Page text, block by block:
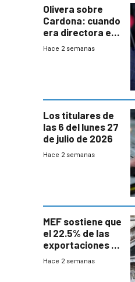
Olivera sobre
Cardona: cuando
era directora en
UTE “no era muy
Hace 2 semanas
Los titulares de
las 6 del lunes 27
de julio de 2026
Hace 2 semanas
MEF sostiene que
el 22.5% de las
exportaciones a
EE.UU se verán
Hace 2 semanas